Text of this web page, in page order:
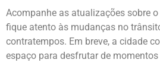
Acompanhe as atualizações sobre
fique atento às mudanças no
contratempos. Em breve, a cidade
espaço para desfrutar de momentos